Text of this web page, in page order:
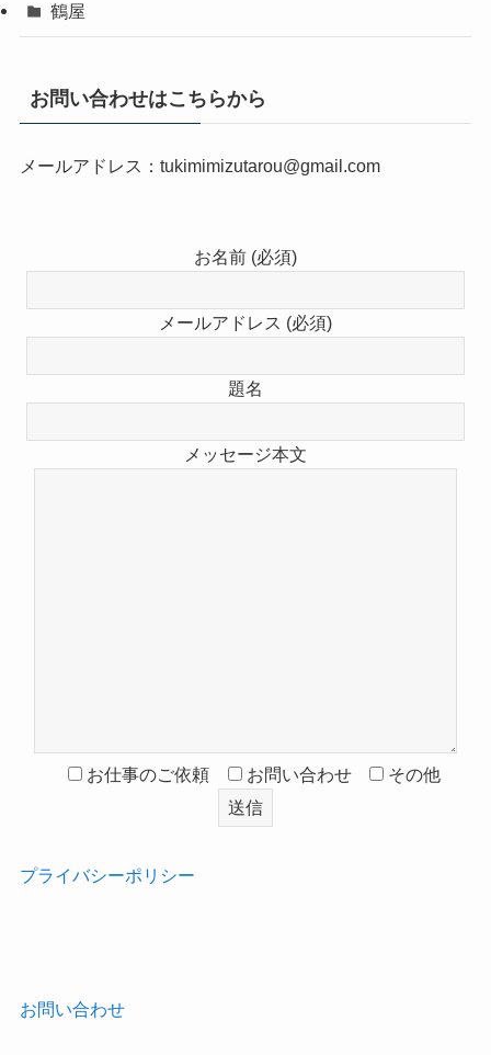
鶴屋
お問い合わせはこちらから
メールアドレス：tukimimizutarou@gmail.com
お名前 (必須)
メールアドレス (必須)
題名
メッセージ本文
お仕事のご依頼 お問い合わせ その他
プライバシーポリシー
お問い合わせ